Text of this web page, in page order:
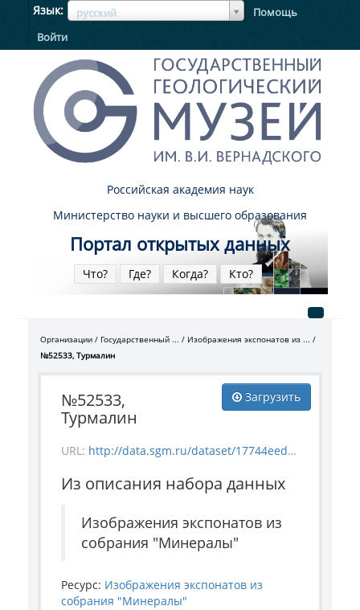
Язык русский
ЯзыкЯзык
Помощь
Войти
Российская академия наук
Министерство науки и высшего образования
Портал открытых данных
Что? Где? Когда? Кто?
Организации Государственный ...
Изображения экспонатов из ...
№52533, Турмалин
Загрузить
№52533,
Турмалин
URL: http://data.sgm.ru/dataset/17744eed-27fa-4a9a-bc72-4e657fa570af/resource/e8813fa2-0838-4c25-a567-86467167c6b3/download/mineral_52533.jpg
Из описания набора данных
Изображения экспонатов из
собрания "Минералы"
Ресурс: Изображения экспонатов из
собрания "Минералы"